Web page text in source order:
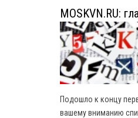
MOSKVN.RU:
Подошло к концу
вашему вниманию